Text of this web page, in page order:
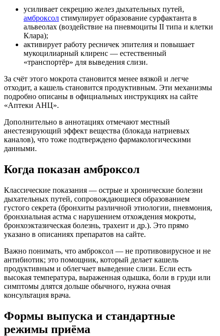
усиливает секрецию желез дыхательных путей,
амброксол стимулирует образование сурфактанта в
альвеолах (воздействие на пневмоциты II типа и клетки
Клара);
активирует работу ресничек эпителия и повышает
мукоцилиарный клиренс — естественный
«транспортёр» для выведения слизи.
За счёт этого мокрота становится менее вязкой и легче
отходит, а кашель становится продуктивным. Эти механизмы
подробно описаны в официальных инструкциях на сайте
«Аптеки АНЦ».
Дополнительно в аннотациях отмечают местный
анестезирующий эффект вещества (блокада натриевых
каналов), что тоже подтверждено фармакологическими
данными.
Когда показан амброксол
Классические показания — острые и хронические болезни
дыхательных путей, сопровождающиеся образованием
густого секрета (бронхиты различной этиологии, пневмония,
бронхиальная астма с нарушением отхождения мокроты,
бронхоэктазическая болезнь, трахеит и др.). Это прямо
указано в описаниях препаратов на сайте.
Важно понимать, что амброксол — не противовирусное и не
антибиотик; это помощник, который делает кашель
продуктивным и облегчает выведение слизи. Если есть
высокая температура, выраженная одышка, боли в груди или
симптомы длятся дольше обычного, нужна очная
консультация врача.
Формы выпуска и стандартные
режимы приёма